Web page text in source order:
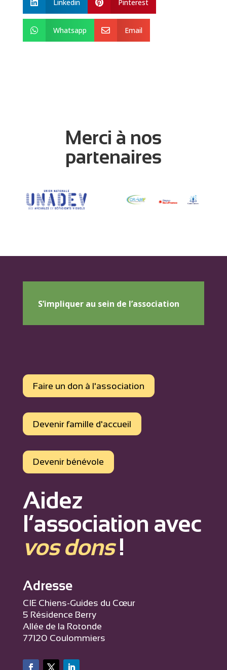
 Linkedin  Pinterest
 Whatsapp  Email
Merci à nos
partenaires
S’impliquer au sein de l’association
Faire un don à l'association
Devenir famille d'accueil
Devenir bénévole
Aidez
l’association avec
vos dons!
Adresse
CIE Chiens-Guides du Cœur
5 Résidence Berry
Allée de la Rotonde
77120 Coulommiers